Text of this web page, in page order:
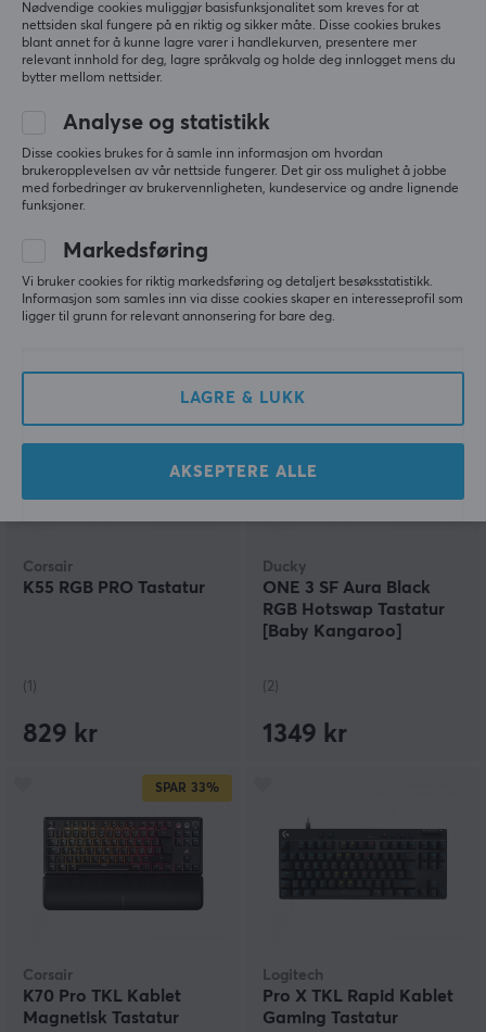
Keychron
Q2 Hotswap Knob ISO
Tastatur - Svart
(0)
749 kr (1249 kr)
Ducky
ONE 3 TKL Aura White
(1)
1499 kr
Corsair
K55 RGB PRO Tastatur
(1)
829 kr
Ducky
ONE 3 SF Aura Black
RGB Hotswap Tastatur
[Baby Kangaroo]
(2)
1349 kr
SPAR 33%
Corsair
K70 Pro TKL Kablet
Magnetisk Tastatur
Logitech
Pro X TKL Rapid Kablet
Gaming Tastatur
Nødvendige cookies muliggjør basisfunksjonalitet som kreves for at
nettsiden skal fungere på en riktig og sikker måte. Disse cookies brukes
blant annet for å kunne lagre varer i handlekurven, presentere mer
relevant innhold for deg, lagre språkvalg og holde deg innlogget mens du
bytter mellom nettsider.
Analyse og statistikk
Disse cookies brukes for å samle inn informasjon om hvordan
brukeropplevelsen av vår nettside fungerer. Det gir oss mulighet å jobbe
med forbedringer av brukervennligheten, kundeservice og andre lignende
funksjoner.
Markedsføring
Vi bruker cookies for riktig markedsføring og detaljert besøksstatistikk.
Informasjon som samles inn via disse cookies skaper en interesseprofil som
ligger til grunn for relevant annonsering for bare deg.
LAGRE & LUKK
AKSEPTERE ALLE